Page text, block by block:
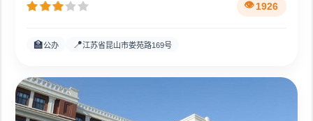
1926
🏫公办 📍江苏省昆山市娄苑路169号